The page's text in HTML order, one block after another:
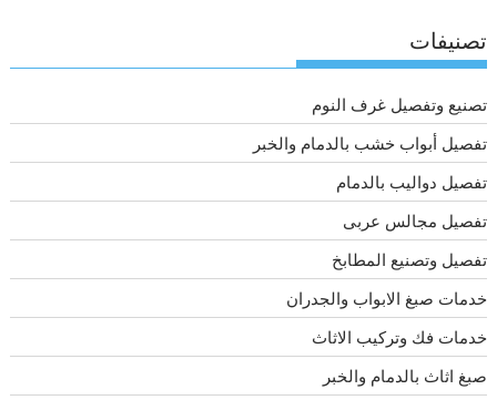
تصنيفات
تصنيع وتفصيل غرف النوم
تفصيل أبواب خشب بالدمام والخبر
تفصيل دواليب بالدمام
تفصيل مجالس عربى
تفصيل وتصنيع المطابخ
خدمات صبغ الابواب والجدران
خدمات فك وتركيب الاثاث
صبغ اثاث بالدمام والخبر